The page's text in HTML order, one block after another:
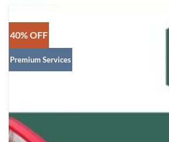
40% OFF
Premium Services